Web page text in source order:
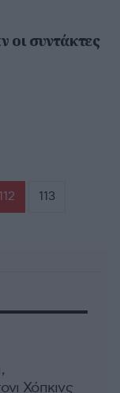
οι συντάκτες
112 113
Χόπκινς